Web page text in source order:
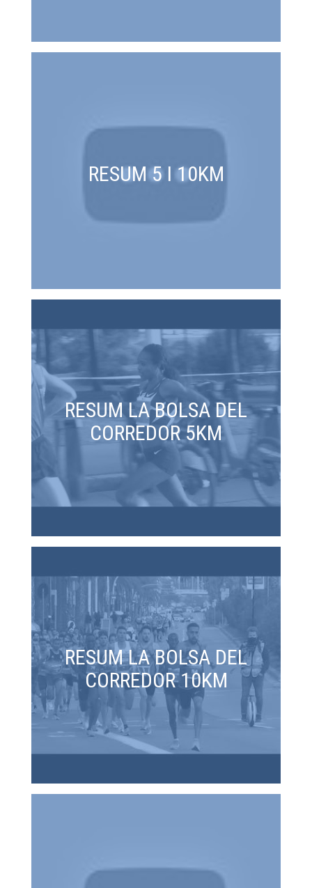
RESUM 5 I 10KM
RESUM LA BOLSA DEL
CORREDOR 5KM
RESUM LA BOLSA DEL
CORREDOR 10KM